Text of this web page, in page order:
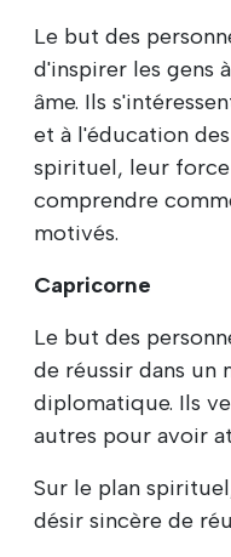
Le but des
d'inspirer les gens
âme. Ils
et à l'éducation
spirituel, leur
comprendre
motivés.
Capricorne
Le but des
de réussir dans un
diplomatique. Ils
autres pour avoir
Sur le plan
désir sincère de